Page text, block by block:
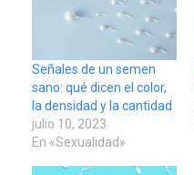
Señales de un semen
sano: qué dicen el color,
la densidad y la cantidad
julio 10, 2023
En «Sexualidad»